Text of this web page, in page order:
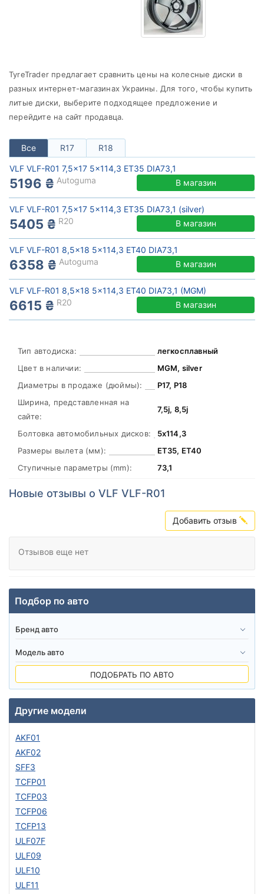
TyreTrader предлагает сравнить цены на колесные диски в
разных интернет-магазинах Украины. Для того, чтобы купить
литые диски, выберите подходящее предложение и
перейдите на сайт продавца.
Все R17 R18
VLF VLF-R01 7,5x17 5x114,3 ET35 DIA73,1
5196 ₴ Autoguma В магазин
VLF VLF-R01 7,5x17 5x114,3 ET35 DIA73,1 (silver)
5405 ₴ R20 В магазин
VLF VLF-R01 8,5x18 5x114,3 ET40 DIA73,1
6358 ₴ Autoguma В магазин
VLF VLF-R01 8,5x18 5x114,3 ET40 DIA73,1 (MGM)
6615 ₴ R20 В магазин
Тип автодиска:
легкосплавный
Цвет в наличии:
MGM, silver
Диаметры в продаже (дюймы):
Р17, Р18
Ширина, представленная на
сайте:
7,5j, 8,5j
Болтовка автомобильных дисков:
5х114,3
Размеры вылета (мм):
ЕТ35, ЕТ40
Ступичные параметры (mm):
73,1
Новые отзывы о VLF VLF-R01
Добавить отзыв
Отзывов еще нет
до
Все бренды
Тип диска
Сбросить Подобрать
Подбор по авто
ПОДОБРАТЬ ПО АВТО
Другие модели
AKF01
AKF02
SFF3
TCFP01
TCFP03
TCFP06
TCFP13
ULF07F
ULF09
ULF10
ULF11